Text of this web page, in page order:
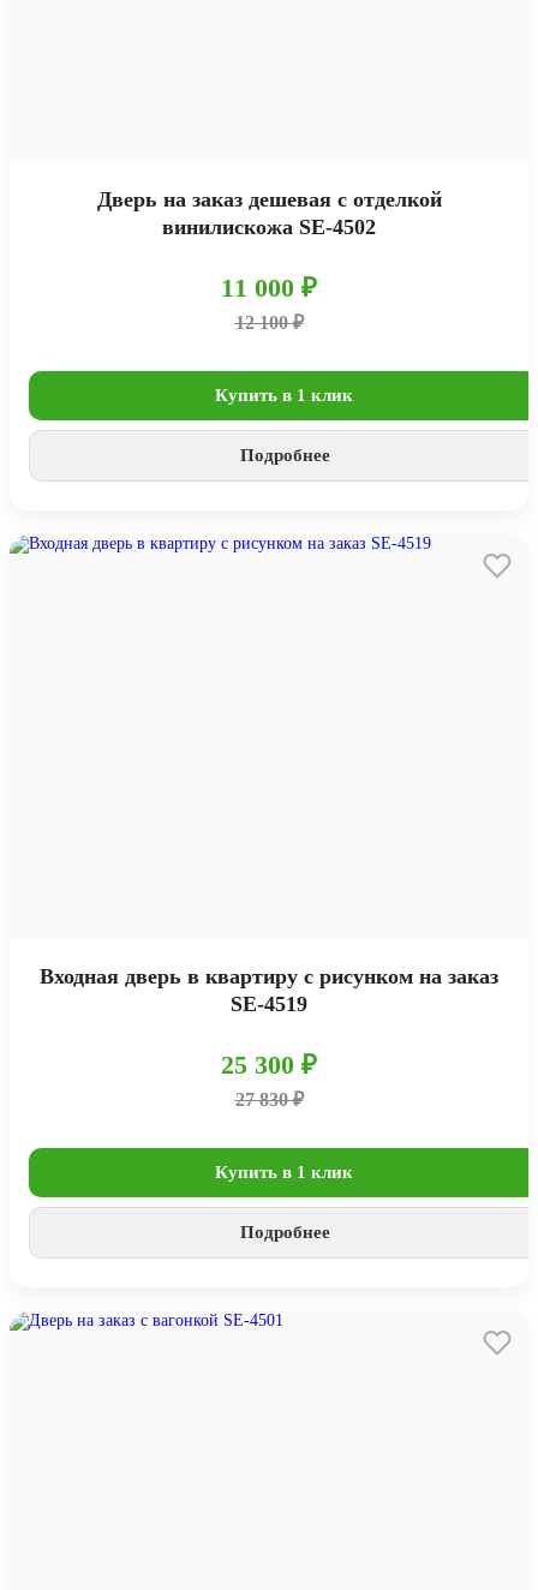
Дверь на заказ дешевая с отделкой
винилискожа SE-4502
11 000 ₽
12 100 ₽
Купить в 1 клик
Подробнее
Входная дверь в квартиру с рисунком на заказ
SE-4519
25 300 ₽
27 830 ₽
Купить в 1 клик
Подробнее